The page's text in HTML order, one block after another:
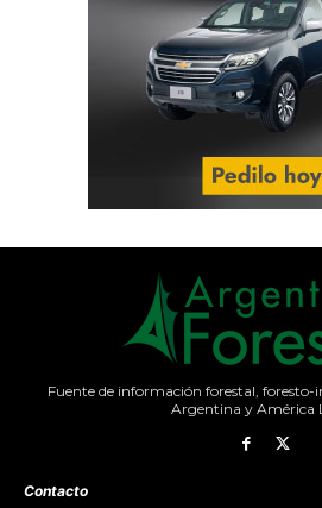
Fuente de información forestal,
Argentina y América
Contacto